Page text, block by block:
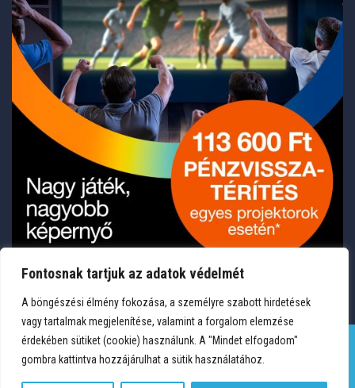
Fontosnak tartjuk az adatok védelmét
A böngészési élmény fokozása, a személyre szabott hirdetések
vagy tartalmak megjelenítése, valamint a forgalom elemzése
érdekében sütiket (cookie) használunk. A "Mindet elfogadom"
gombra kattintva hozzájárulhat a sütik használatához.